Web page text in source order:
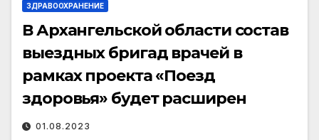
ЗДРАВООХРАНЕНИЕ
В Архангельской области состав
выездных бригад врачей в
рамках проекта «Поезд
здоровья» будет расширен
01.08.2023